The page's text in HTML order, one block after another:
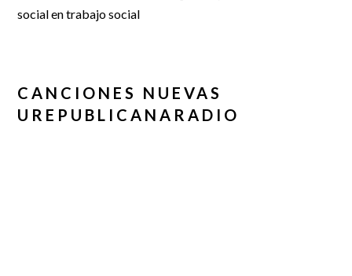
social en trabajo social
CANCIONES NUEVAS
UREPUBLICANARADIO